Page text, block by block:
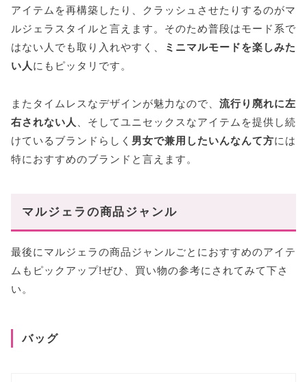
アイテムを再構築したり、クラッシュさせたりするのがマ
ルジェラスタイルと言えます。そのため普段はモード系で
はない人でも取り入れやすく、
ミニマルモードを楽しみた
い人 にもピッタリです。
またタイムレスなデザインが魅力なので、 流行り廃れに左
右されない人 、そしてユニセックスなアイテムを提供し続
けているブランドらしく 男女で兼用したいんなんて方には
特におすすめのブランドと言えます。
マルジェラの商品ジャンル
最後にマルジェラの商品ジャンルごとにおすすめのアイテ
ムもピックアップ!ぜひ、買い物の参考にされてみて下さ
い。
バッグ